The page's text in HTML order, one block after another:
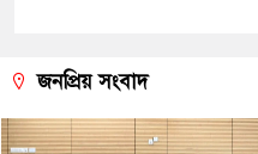
জনপ্রিয় সংবাদ